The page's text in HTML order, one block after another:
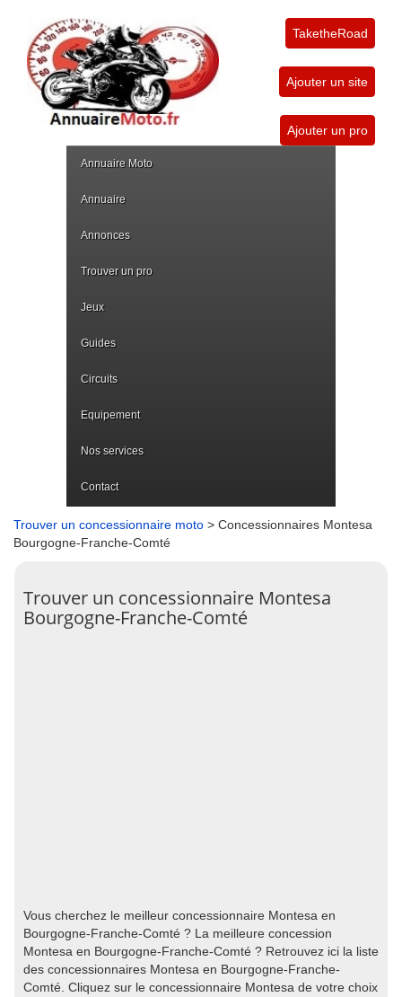
TaketheRoad
Ajouter un site
Ajouter un pro
Annuaire Moto
Annuaire
Annonces
Trouver un pro
Jeux
Guides
Circuits
Equipement
Nos services
Contact
Trouver un concessionnaire moto > Concessionnaires Montesa
Bourgogne-Franche-Comté
Trouver un concessionnaire Montesa
Bourgogne-Franche-Comté
Vous cherchez le meilleur concessionnaire Montesa en
Bourgogne-Franche-Comté ? La meilleure concession
Montesa en Bourgogne-Franche-Comté ? Retrouvez ici la liste
des concessionnaires Montesa en Bourgogne-Franche-
Comté. Cliquez sur le concessionnaire Montesa de votre choix